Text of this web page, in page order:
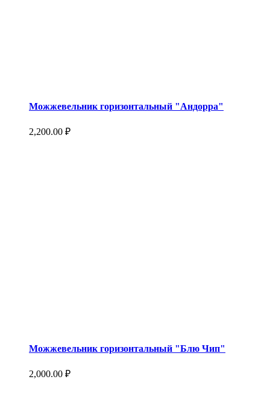
Можжевельник горизонтальный "Андорра"
2,200.00 ₽
Можжевельник горизонтальный "Блю Чип"
2,000.00 ₽